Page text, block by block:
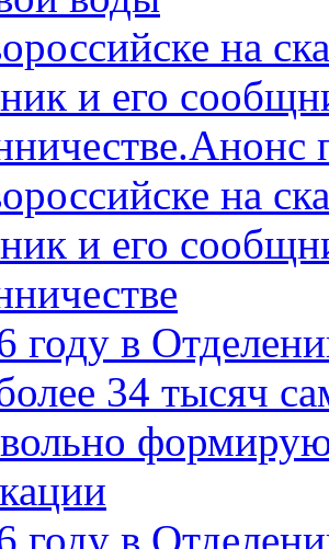
на
и его
на
и его
году в
34 тысяч
году в